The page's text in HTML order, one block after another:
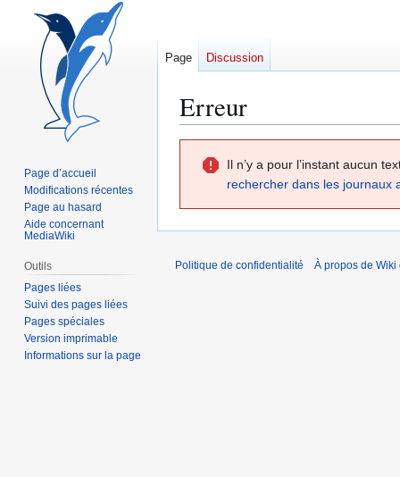
Erreur
navigation
recherche
Il n’y a pour l’instant aucun
rechercher dans les journaux
Page Discussion
Page d’accueil
Modifications récentes
Page au hasard
Aide concernant
MediaWiki
Outils
Pages liées
Suivi des pages liées
Pages spéciales
Version imprimable
Informations sur la page
Politique de confidentialité À propos de Wiki